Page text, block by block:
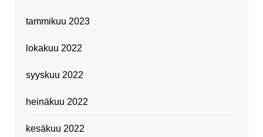
tammikuu 2023
lokakuu 2022
syyskuu 2022
heinäkuu 2022
kesäkuu 2022